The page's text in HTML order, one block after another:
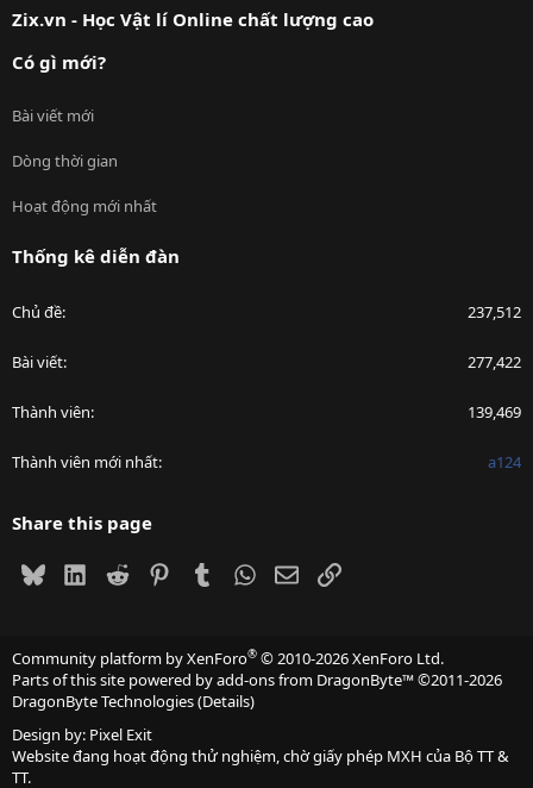
Zix.vn - Học Vật lí Online chất lượng cao
Có gì mới?
Bài viết mới
Dòng thời gian
Hoạt động mới nhất
Thống kê diễn đàn
Chủ đề 237,512
Bài viết 277,422
Thành viên 139,469
Thành viên mới nhất a124
Share this page
BlueskyLinkedIn
Reddit PinterestTumblrWhatsApp
EmailLink
Community platform by XenForo® © 2010-2026 XenForo Ltd.
Parts of this site powered byadd-ons from DragonByte™©2011-2026
DragonByte Technologies(Details)
Design by: Pixel Exit
Website đang hoạt động thử nghiệm, chờ giấy phép MXH của Bộ TT &
TT.